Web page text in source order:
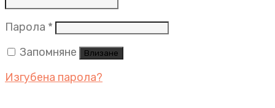
Парола * Задължително
Запомняне
Влизане
Изгубена парола?